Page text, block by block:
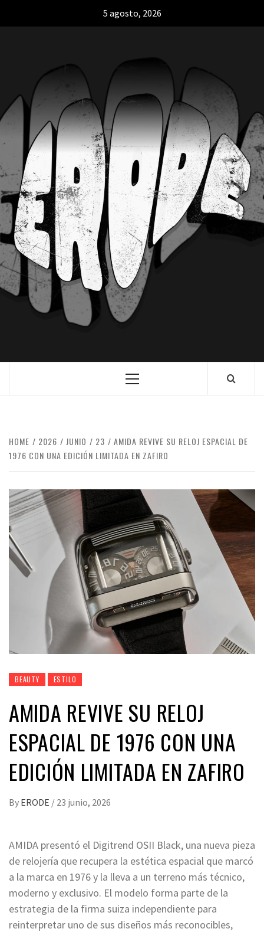
5 agosto, 2026
HOME 2026 JUNIO 23
AMIDA REVIVE SU RELOJ ESPACIAL DE
1976 CON UNA EDICIÓN LIMITADA EN ZAFIRO
BEAUTY ESTILO
AMIDA REVIVE SU RELOJ
ESPACIAL DE 1976 CON UNA
EDICIÓN LIMITADA EN ZAFIRO
By ERODE / 23 junio, 2026
AMIDA presentó el Digitrend OSII Black, una nueva pieza
de relojería que recupera la estética espacial que marcó
a la marca en 1976 y la lleva a un terreno más técnico,
moderno y exclusivo. El modelo forma parte de la
estrategia de la firma suiza independiente para
reinterpretar uno de sus diseños más reconocibles,